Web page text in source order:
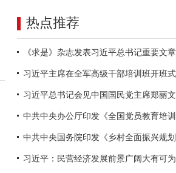
热点推荐
习近平总书记会见中国国民党主席郑丽文